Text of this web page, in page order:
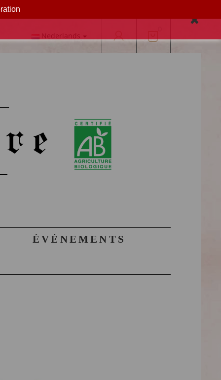
Nederlands 
ÉVÉNEMENTS
cookies pour optimiser votre expérience.